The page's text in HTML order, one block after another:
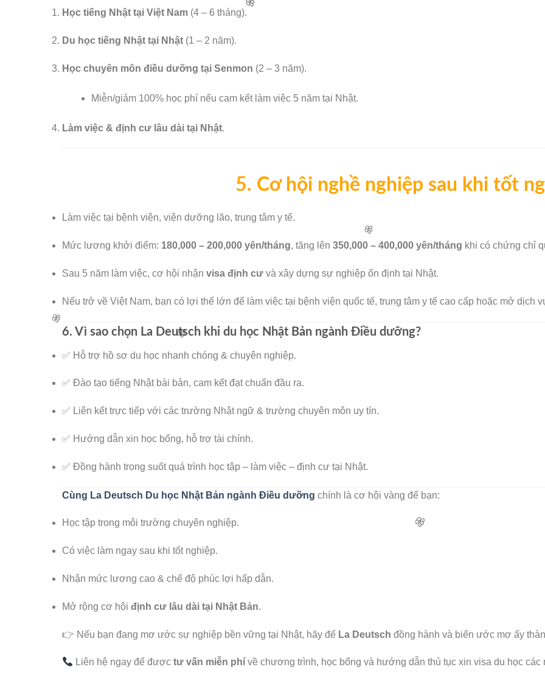
🌸
🧧
🌸
Học tiếng Nhật tại Việt Nam (4 – 6 tháng).
Du học tiếng Nhật tại Nhật (1 – 2 năm).
Học chuyên môn điều dưỡng tại Senmon (2 – 3 năm).
Miễn/giảm 100% học phí nếu cam kết làm việc 5 năm tại Nhật.
Làm việc & định cư lâu dài tại Nhật.
5. Cơ hội nghề nghiệp sau khi tốt
Làm việc tại bệnh viện, viện dưỡng lão, trung tâm y tế.
Mức lương khởi điểm: 180,000 – 200,000 yên/tháng, tăng lên 350,000 – 400,000 yên/tháng khi có chứng chỉ
Sau 5 năm làm việc, cơ hội nhận visa định cư và xây dựng sự nghiệp ổn định tại Nhật.
Nếu trở về Việt Nam, bạn có lợi thế lớn để làm việc tại bệnh viện quốc tế, trung tâm y tế cao cấp hoặc mở dịch
6. Vì sao chọn La Deutsch khi du học Nhật Bản ngành Điều dưỡng?
✅ Hỗ trợ hồ sơ du học nhanh chóng & chuyên nghiệp.
✅ Đào tạo tiếng Nhật bài bản, cam kết đạt chuẩn đầu ra.
✅ Liên kết trực tiếp với các trường Nhật ngữ & trường chuyên môn uy tín.
✅ Hướng dẫn xin học bổng, hỗ trợ tài chính.
✅ Đồng hành trong suốt quá trình học tập – làm việc – định cư tại Nhật.
Cùng La Deutsch Du học Nhật Bản ngành Điều dưỡng chính là cơ hội vàng để bạn:
Học tập trong môi trường chuyên nghiệp.
Có việc làm ngay sau khi tốt nghiệp.
Nhận mức lương cao & chế độ phúc lợi hấp dẫn.
Mở rộng cơ hội định cư lâu dài tại Nhật Bản.
👉 Nếu bạn đang mơ ước sự nghiệp bền vững tại Nhật, hãy để La Deutsch đồng hành và biến ước mơ ấy
Liên hệ ngay để đượctư vấn miễn phí về chương trình, học bổng và hướng dẫn thủ tục xin visa du học các